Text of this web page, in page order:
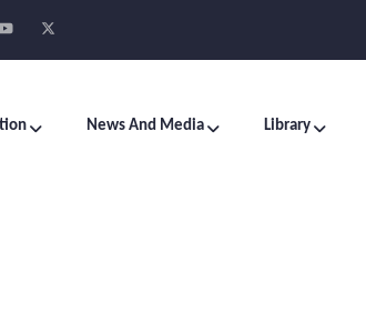
News And Media Library